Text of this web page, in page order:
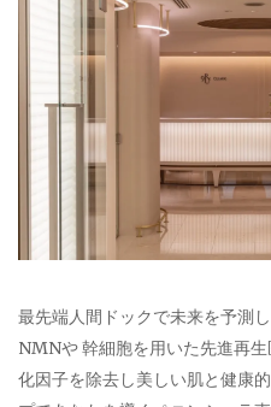
最先端人間ドックで未来を予測
NMNや 幹細胞を用いた先進再
化因子を除去し美しい肌と健康